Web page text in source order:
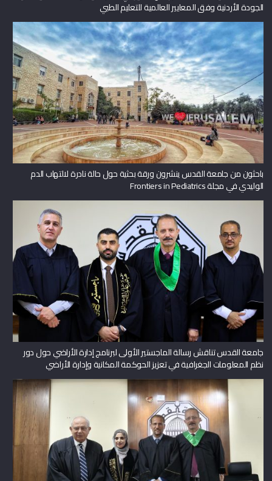
الجودة الأردنية وفق المعايير العالمية للتعليم الطبي
باحثون من جامعة القدس ينشرون ورقة بحثية حول حالة نادرة لالتهاب الدم
الوليدي في مجلة Frontiers in Pediatrics
جامعة القدس تناقش رسالة الماجستير الأولى لبرنامج إدارة الأراضي حول دور
نظم المعلومات الجغرافية في تعزيز الحوكمة المكانية وإدارة الأراضي